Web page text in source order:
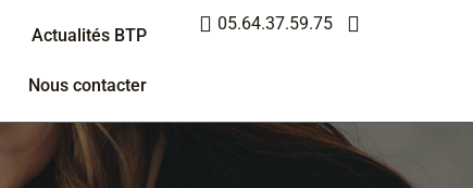
Actualités BTP
Nous contacter
05.64.37.59.75